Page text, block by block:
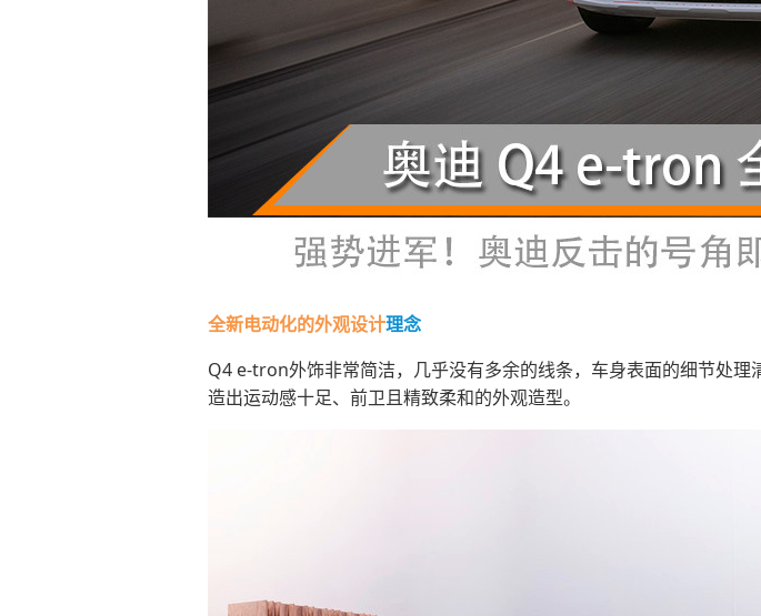
全新电动化的外观设计理念
Q4 e-tron外饰非常简洁，几乎没有多余的线条，车身表面的细节处
造出运动感十足、前卫且精致柔和的外观造型。